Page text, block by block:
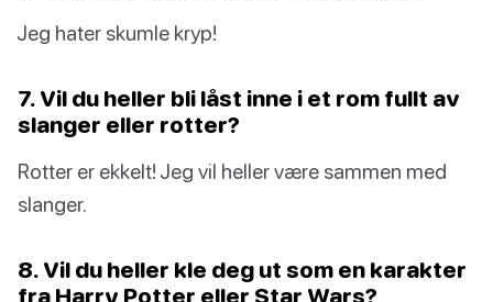
Jeg hater skumle kryp!
7. Vil du heller bli låst inne i et rom fullt av
slanger eller rotter?
Rotter er ekkelt! Jeg vil heller være sammen med
slanger.
8. Vil du heller kle deg ut som en karakter
fra Harry Potter eller Star Wars?